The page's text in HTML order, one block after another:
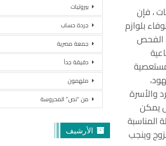
، فإن
بلوازم
الفحص
مستعصية
والأسرة
يمكن
المناسبة
وينجب
بيروتيات
جردة حساب
جمعة مصرية
دقيقة جداً
ملهمون
من “نص” المحروسة
الأرشيف